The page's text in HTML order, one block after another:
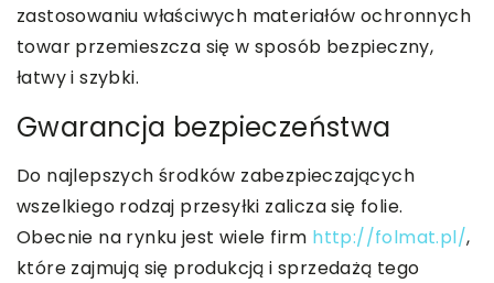
zastosowaniu właściwych materiałów ochronnych
towar przemieszcza się w sposób bezpieczny,
łatwy i szybki.
Gwarancja bezpieczeństwa
Do najlepszych środków zabezpieczających
wszelkiego rodzaj przesyłki zalicza się folie.
Obecnie na rynku jest wiele firm http://folmat.pl/,
które zajmują się produkcją i sprzedażą tego